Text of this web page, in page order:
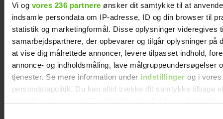
Vi og vores 236 partnere ønsker dit samtykke til at
indsamle persondata om IP-adresse, ID og din browser til
statistik og marketingformål. Disse oplysninger videregives
samarbejdspartnere, der opbevarer og tilgår oplysninger på
at vise dig målrettede annoncer, levere tilpasset indhold,
annonce- og indholdsmåling, lave målgruppeundersøgelser
tjenester. Se mere information under indstillinger og i vores
persondatapolitik. Du kan altid trække dit samtykke tilbage